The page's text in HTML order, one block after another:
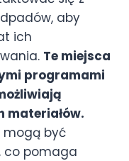
aby
ich
Te miejsca
programami
materiałów.
mogą być
co pomaga